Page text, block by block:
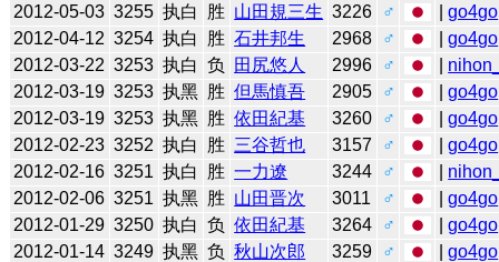
2012-05-03 3255 执白 胜 山田規三生 3226 ♂ |go4go
2012-04-12 3254 执白 胜 石井邦生 2968 ♂ |go4go
2012-03-22 3253 执白 负 田尻悠人 2996 ♂
2012-03-19 3253 执黑 胜 但馬慎吾 2905 ♂ |go4go
2012-03-19 3253 执黑 胜 依田紀基 3260 ♂ |go4go
2012-02-23 3252 执白 胜 三谷哲也 3157 ♂ |go4go
2012-02-16 3251 执白 胜 一力遼 3244 ♂
2012-02-06 3251 执黑 胜 山田晋次 3011 ♂ |go4go
2012-01-29 3250 执白 负 依田紀基 3264 ♂ |go4go
2012-01-14 3249 执黑 负 秋山次郎 3259 ♂ |go4go